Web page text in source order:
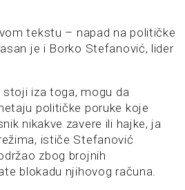
tekstu – napad na političke
je i Borko Stefanović, lider
iza toga, mogu da
političke poruke koje
nikakve zavere ili hajke, ja
ističe Stefanović
zbog brojnih
blokadu njihovog računa.